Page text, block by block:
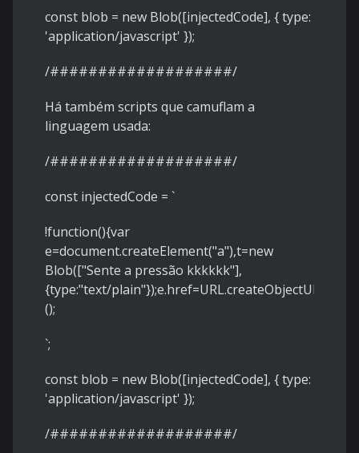
const blob = new Blob([injectedCode], { type:
'application/javascript' });
/###################/
Há também scripts que camuflam a
linguagem usada:
/###################/
const injectedCode = `
!function(){var
e=document.createElement("a"),t=new
Blob(["Sente a pressão kkkkkk"],
{type:"text/
();
`;
const blob = new Blob([injectedCode], { type:
'application/javascript' });
/###################/